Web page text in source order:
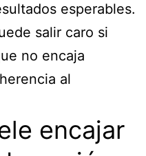
esperables.
salir caro si
no encaja
al
encajar